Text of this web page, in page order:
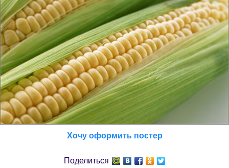
Хочу оформить постер
Поделиться